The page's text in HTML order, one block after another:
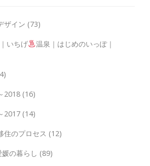
ザイン (73)
いちげ
温泉｜はじめのいっぽ｜
2018 (16)
2017 (14)
のプロセス (12)
の暮らし (89)